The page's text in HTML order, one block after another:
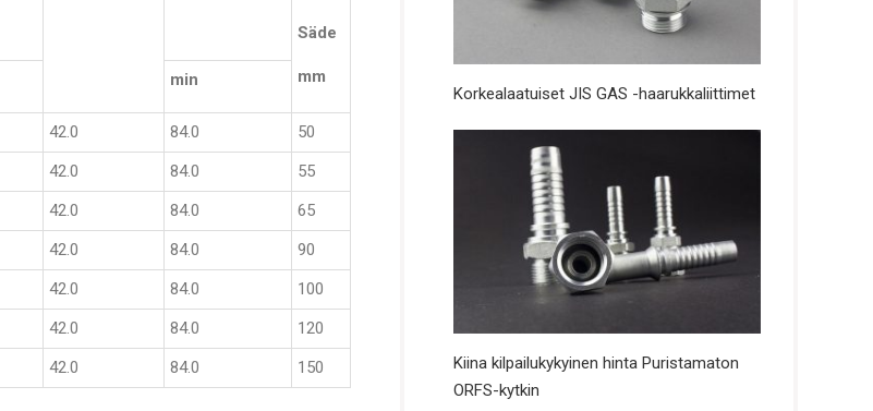
Säde
mm
min
42.0 84.0
50
42.0 84.0
55
42.0 84.0
65
42.0 84.0
90
42.0 84.0
100
42.0 84.0
120
42.0 84.0 150
Korkealaatuiset JIS GAS -haarukkaliittimet
Kiina kilpailukykyinen hinta Puristamaton
ORFS-kytkin